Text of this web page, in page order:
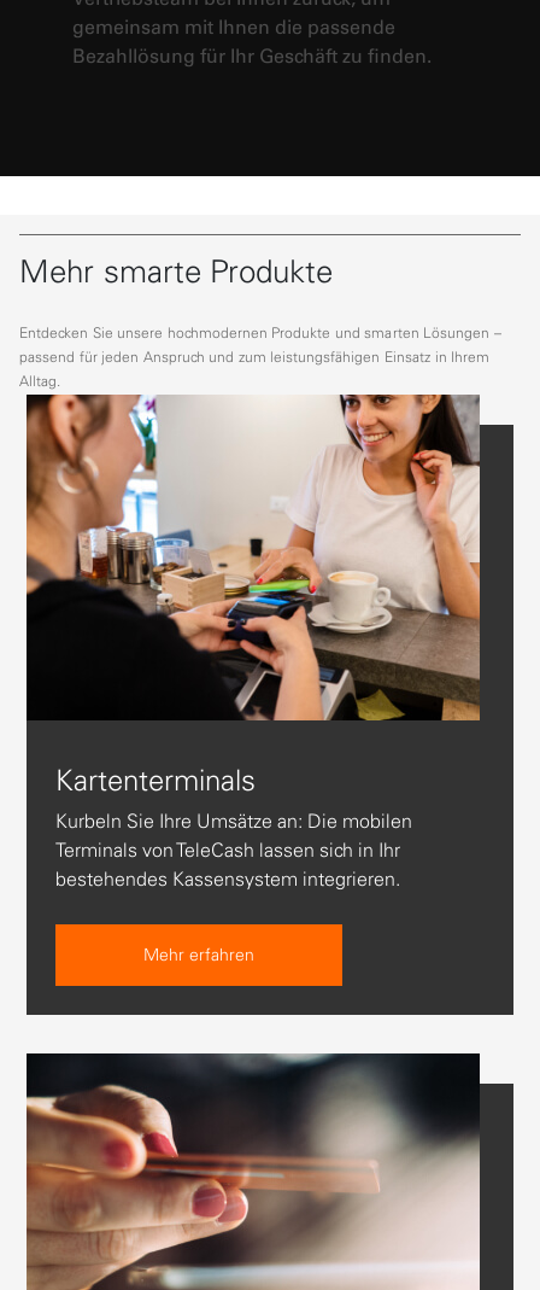
gemeinsam mit Ihnen die passende
Bezahllösung für Ihr Geschäft zu finden.
Mehr smarte Produkte
Entdecken Sie unsere hochmodernen Produkte und smarten Lösungen –
passend für jeden Anspruch und zum leistungsfähigen Einsatz in Ihrem
Alltag.
Kartenterminals
Kurbeln Sie Ihre Umsätze an: Die mobilen
Terminals von TeleCash lassen sich in Ihr
bestehendes Kassensystem integrieren.
Mehr erfahren